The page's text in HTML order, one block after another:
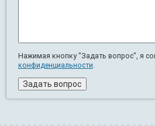
Нажимая кнопку "Задать вопрос", я
конфиденциальности.